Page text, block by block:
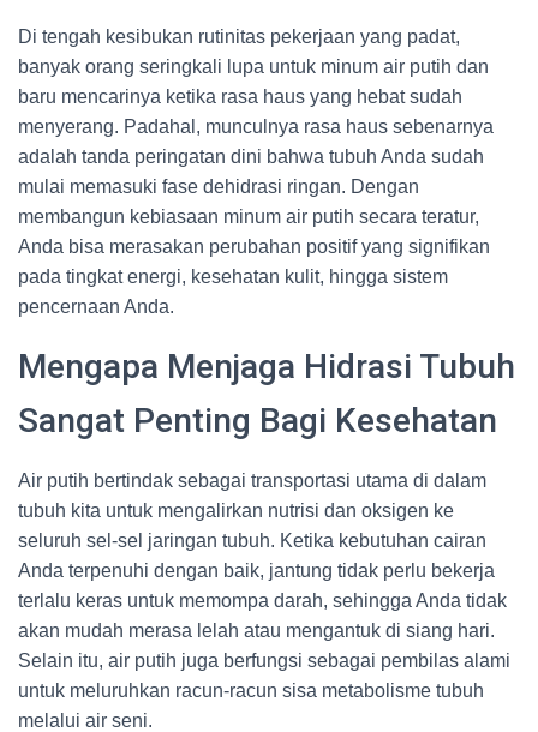
Di tengah kesibukan rutinitas pekerjaan yang padat,
banyak orang seringkali lupa untuk minum air putih dan
baru mencarinya ketika rasa haus yang hebat sudah
menyerang. Padahal, munculnya rasa haus sebenarnya
adalah tanda peringatan dini bahwa tubuh Anda sudah
mulai memasuki fase dehidrasi ringan. Dengan
membangun kebiasaan minum air putih secara teratur,
Anda bisa merasakan perubahan positif yang signifikan
pada tingkat energi, kesehatan kulit, hingga sistem
pencernaan Anda.
Mengapa Menjaga Hidrasi Tubuh
Sangat Penting Bagi Kesehatan
Air putih bertindak sebagai transportasi utama di dalam
tubuh kita untuk mengalirkan nutrisi dan oksigen ke
seluruh sel-sel jaringan tubuh. Ketika kebutuhan cairan
Anda terpenuhi dengan baik, jantung tidak perlu bekerja
terlalu keras untuk memompa darah, sehingga Anda tidak
akan mudah merasa lelah atau mengantuk di siang hari.
Selain itu, air putih juga berfungsi sebagai pembilas alami
untuk meluruhkan racun-racun sisa metabolisme tubuh
melalui air seni.